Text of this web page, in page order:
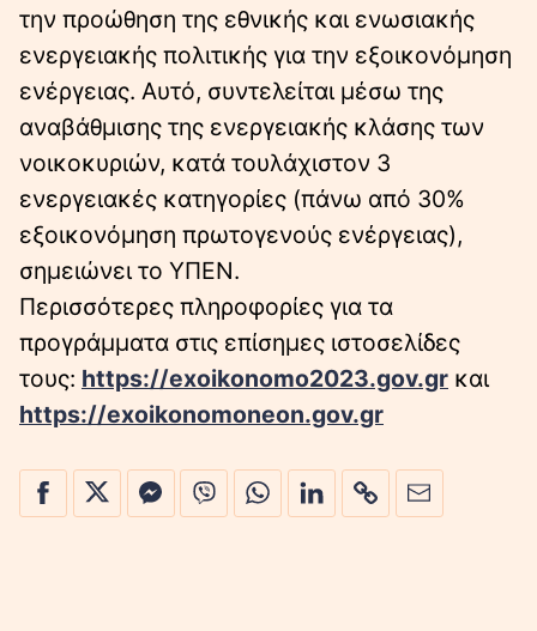
την προώθηση της εθνικής και ενωσιακής
ενεργειακής πολιτικής για την εξοικονόμηση
ενέργειας. Αυτό, συντελείται μέσω της
αναβάθμισης της ενεργειακής κλάσης των
νοικοκυριών, κατά τουλάχιστον 3
ενεργειακές κατηγορίες (πάνω από 30%
εξοικονόμηση πρωτογενούς ενέργειας),
σημειώνει το ΥΠΕΝ.
Περισσότερες πληροφορίες για τα
προγράμματα στις επίσημες ιστοσελίδες
τους: https://exoikonomo2023.gov.gr και
https://exoikonomoneon.gov.gr